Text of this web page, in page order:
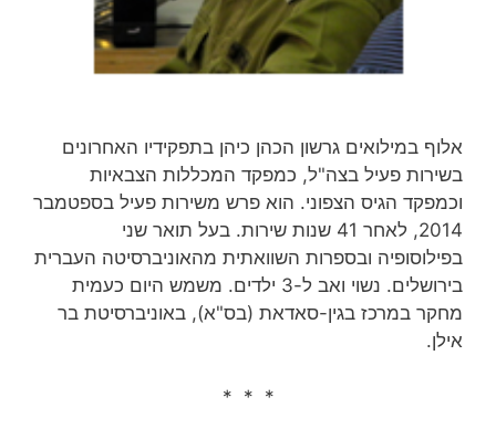
אלוף במילואים גרשון הכהן כיהן בתפקידיו האחרונים
בשירות פעיל בצה"ל, כמפקד המכללות הצבאיות
וכמפקד הגיס הצפוני. הוא פרש משירות פעיל בספטמבר
2014, לאחר 41 שנות שירות‏. בעל תואר שני
בפילוסופיה ובספרות השוואתית מהאוניברסיטה העברית
בירושלים. נשוי ואב ל-3 ילדים. משמש היום כעמית
מחקר במרכז בגין-סאדאת (בס"א), באוניברסיטת בר
אילן.
* * *